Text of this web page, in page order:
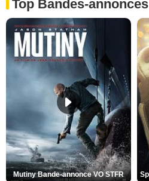
Top Bandes-annonces
Mutiny Bande-annonce VO STFR